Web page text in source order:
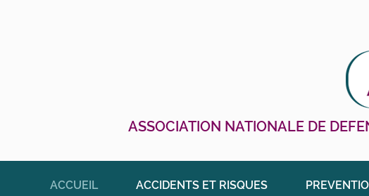
ASSOCIATION NATIONALE DE
ACCUEIL ACCIDENTS ET RISQUES